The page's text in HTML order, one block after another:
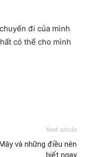
đi của mình
có thể cho mình
Next article
và những điều nên
biết ngay